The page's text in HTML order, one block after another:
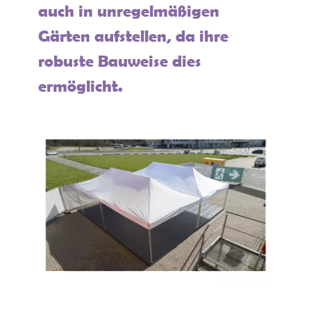
auch in unregelmäßigen
Gärten aufstellen, da ihre
robuste Bauweise dies
ermöglicht.